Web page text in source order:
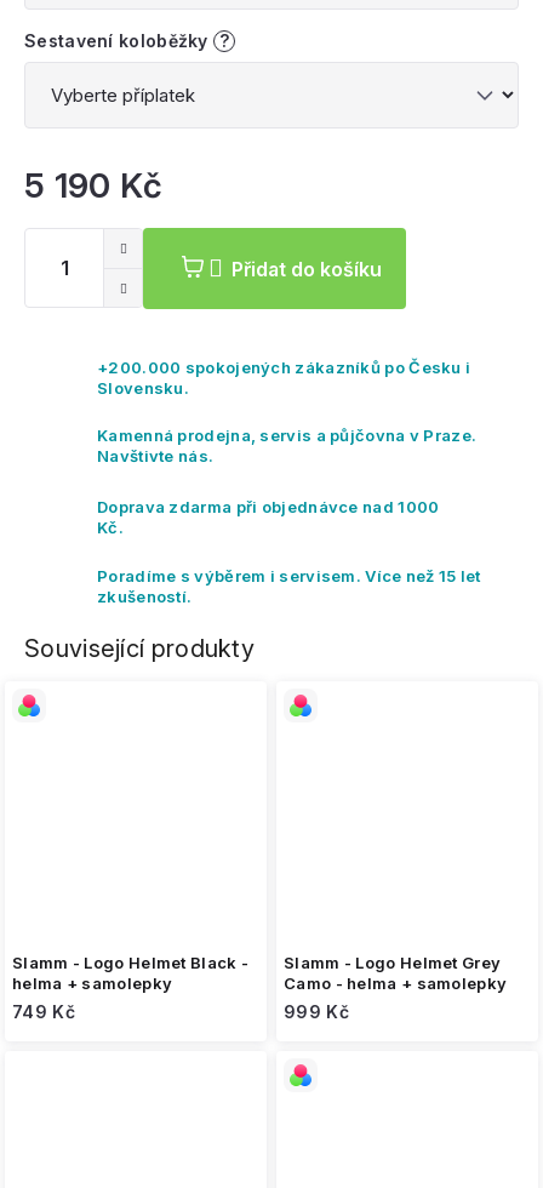
5 190 Kč
Sestavení koloběžky ?
Přidat do košíku
+200.000 spokojených zákazníků po Česku i
Slovensku.
Kamenná prodejna, servis a půjčovna v Praze.
Navštivte nás.
Doprava zdarma při objednávce nad 1000
Kč.
Poradíme s výběrem i servisem. Více než 15 let
zkušeností.
Související produkty
Slamm - Logo Helmet Black -
helma + samolepky
749 Kč
Slamm - Logo Helmet Grey
Camo - helma + samolepky
999 Kč